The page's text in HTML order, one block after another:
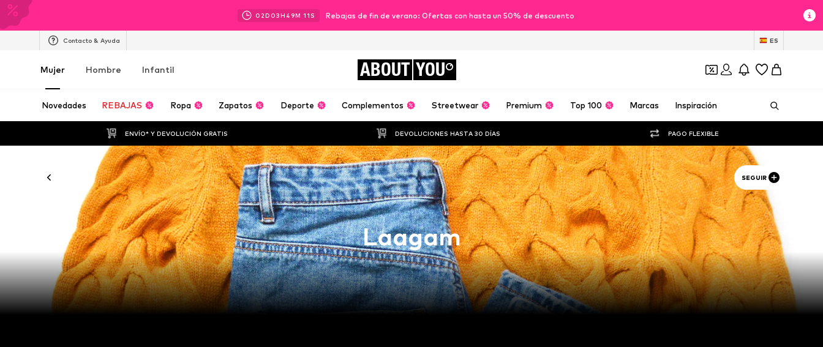
02D 03H 49M 10 S Rebajas de fin de verano: Ofertas con hasta un 50% de descuento
Contacto & Ayuda ES
Mujer Hombre Infantil ABOUT YOU
Novedades REBAJAS Ropa Zapatos Deporte Complementos Streetwear Premium Top 100 Marcas Inspiración
ENVÍO* Y DEVOLUCIÓN GRATIS DEVOLUCIONES HASTA 30 DÍAS PAGO FLEXIBLE
SEGUIR
Laagam